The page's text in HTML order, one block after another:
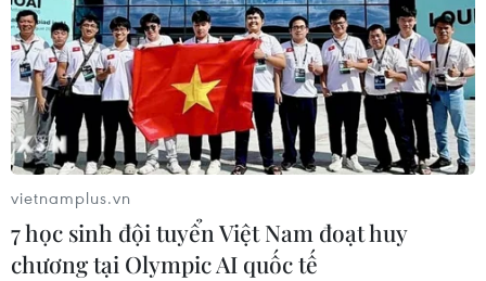
vietnamplus.vn
7 học sinh đội tuyển Việt Nam đoạt huy
chương tại Olympic AI quốc tế